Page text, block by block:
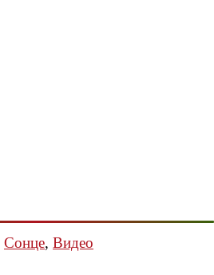
Сонце, Видео